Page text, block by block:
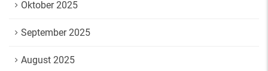
Oktober 2025
September 2025
August 2025